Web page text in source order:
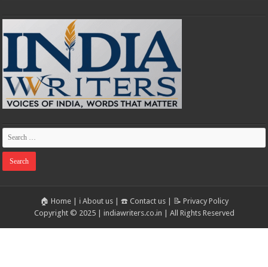
🏠 Home| ℹ️ About us| ☎️ Contact us|
📝 Privacy Policy
Copyright © 2025 | indiawriters.co.in | All Rights Reserved